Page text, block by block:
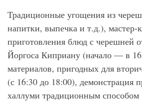
Традиционные угощения из
напитки, выпечка и т.д.), мастер-
приготовления блюд с черешней
Йоргоса Киприану (начало — в
материалов, пригодных для
(с 16:30 до 18:00), демонстрация
халлуми традиционным способом